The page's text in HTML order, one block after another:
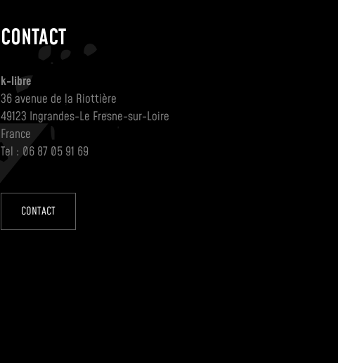
CONTACT
k-libre
36 avenue de la Riottière
49123 Ingrandes-Le Fresne-sur-Loire
France
Tel : 06 87 05 91 69
CONTACT